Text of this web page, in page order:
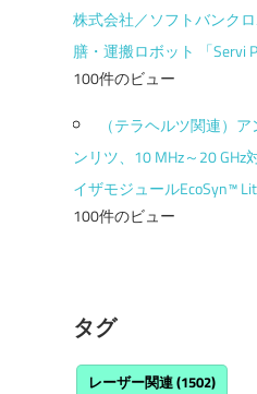
株式会社／ソフトバンク
膳・運搬ロボット 「Servi
100件のビュー
（テラヘルツ関連）
ンリツ、10 MHz～20 GHz
イザモジュールEcoSyn™
100件のビュー
タグ
レーザー関連(1502)